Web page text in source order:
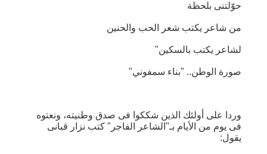
حوّلتنى بلحظة
من شاعر يكتب شعر الحب والحنين
لشاعر يكتب بالسكين"
صورة الوطن.. "بناء سمفوني"
وردا على أولئك الذين شككوا فى صدق وطنيته، ونعتوه
فى يوم من الأيام بـ"الشاعر الفاجر" كتب نزار قبانى
يقول: